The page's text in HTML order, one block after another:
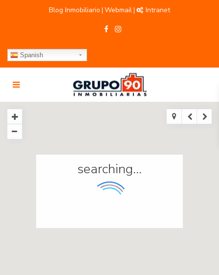
Blog Inmobiliario | Webmail| Intranet
Spanish
searching...